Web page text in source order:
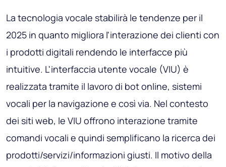
La tecnologia vocale stabilirà le tendenze per il
2025 in quanto migliora l'interazione dei clienti con
i prodotti digitali rendendo le interfacce più
intuitive. L'interfaccia utente vocale (VIU) è
realizzata tramite il lavoro di bot online, sistemi
vocali per la navigazione e così via. Nel contesto
dei siti web, le VIU offrono interazione tramite
comandi vocali e quindi semplificano la ricerca dei
prodotti/servizi/informazioni giusti. Il motivo della